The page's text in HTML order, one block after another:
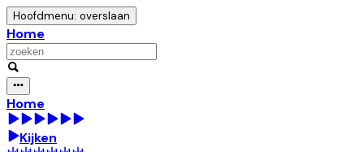
Hoofdmenu: overslaan
Home
Home
Kijken